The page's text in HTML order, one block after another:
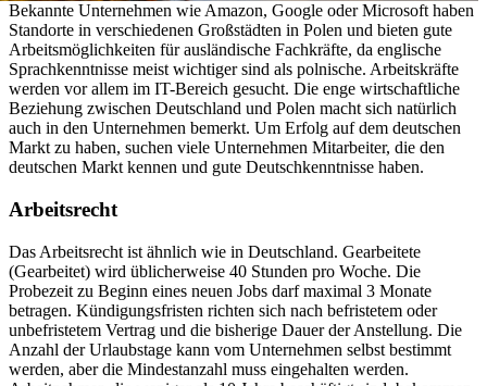
Bekannte Unternehmen wie Amazon, Google oder Microsoft haben
Standorte in verschiedenen Großstädten in Polen und bieten gute
Arbeitsmöglichkeiten für ausländische Fachkräfte, da englische
Sprachkenntnisse meist wichtiger sind als polnische. Arbeitskräfte
werden vor allem im IT-Bereich gesucht. Die enge wirtschaftliche
Beziehung zwischen Deutschland und Polen macht sich natürlich
auch in den Unternehmen bemerkt. Um Erfolg auf dem deutschen
Markt zu haben, suchen viele Unternehmen Mitarbeiter, die den
deutschen Markt kennen und gute Deutschkenntnisse haben.
Arbeitsrecht
Das Arbeitsrecht ist ähnlich wie in Deutschland. Gearbeitete
(Gearbeitet) wird üblicherweise 40 Stunden pro Woche. Die
Probezeit zu Beginn eines neuen Jobs darf maximal 3 Monate
betragen. Kündigungsfristen richten sich nach befristetem oder
unbefristetem Vertrag und die bisherige Dauer der Anstellung. Die
Anzahl der Urlaubstage kann vom Unternehmen selbst bestimmt
werden, aber die Mindestanzahl muss eingehalten werden.